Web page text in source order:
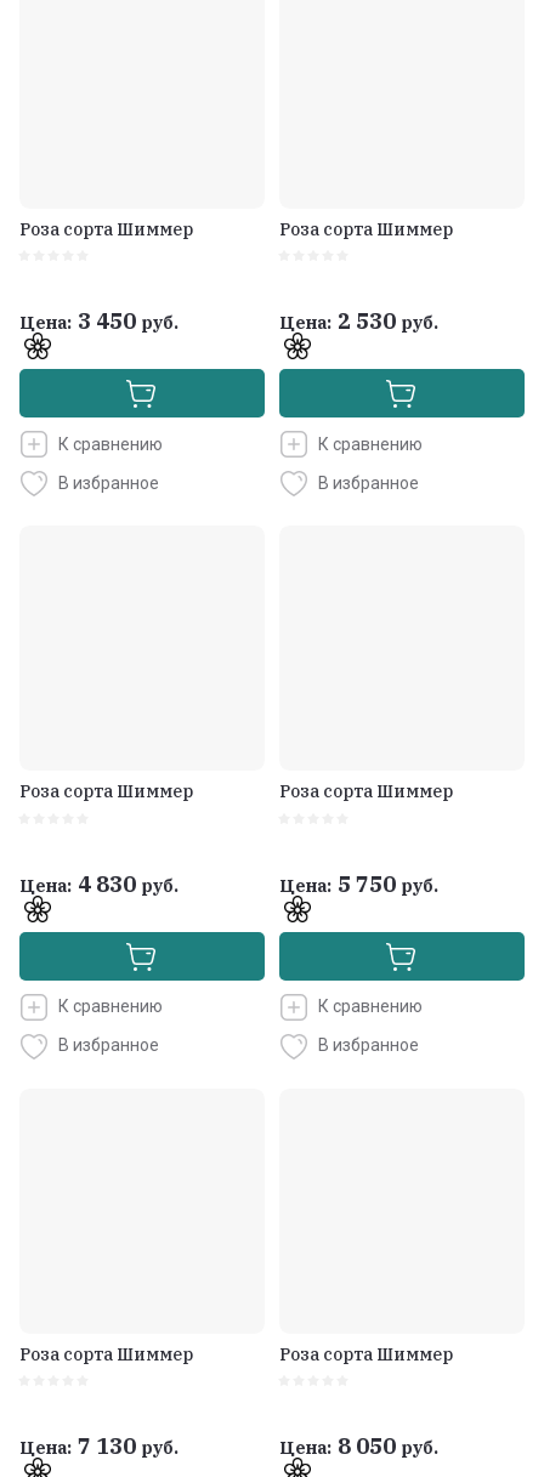
Роза сорта Шиммер
Цена: 3 450 руб.
К сравнению
В избранное
Роза сорта Шиммер
Цена: 2 530 руб.
К сравнению
В избранное
Роза сорта Шиммер
Цена: 4 830 руб.
К сравнению
В избранное
Роза сорта Шиммер
Цена: 5 750 руб.
К сравнению
В избранное
Роза сорта Шиммер
Цена: 7 130 руб.
Роза сорта Шиммер
Цена: 8 050 руб.